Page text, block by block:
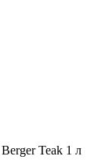
Teak 1 л